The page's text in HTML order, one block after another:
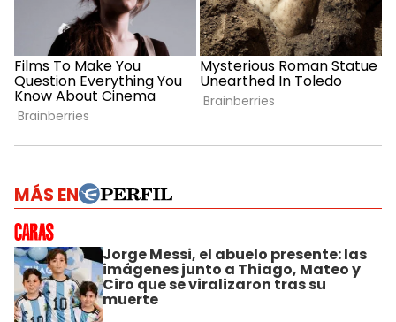
MÁS EN
Jorge Messi, el abuelo presente: las
imágenes junto a Thiago, Mateo y
Ciro que se viralizaron tras su
muerte